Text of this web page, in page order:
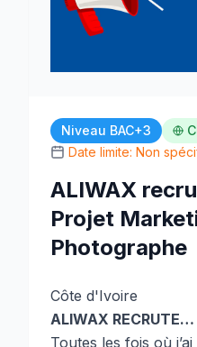
Niveau BAC+3
Date limite: Non
ALIWAX
Projet
Photographe
Côte d'Ivoire
ALIWAX RECRUTE…
Toutes les fois où